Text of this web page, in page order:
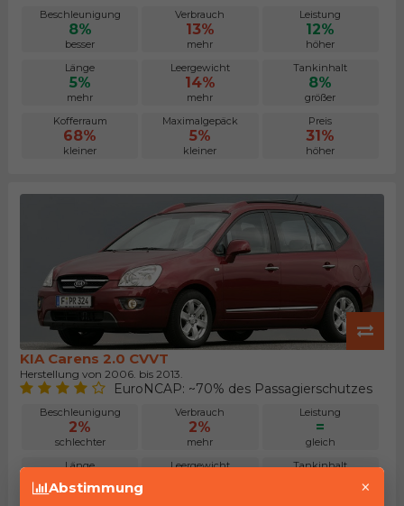
Beschleunigung
8%
besser
Verbrauch
13%
mehr
Leistung
12%
höher
Länge
5%
mehr
Leergewicht
14%
mehr
Tankinhalt
8%
größer
Kofferraum
68%
kleiner
Maximalgepäck
5%
kleiner
Preis
31%
höher
KIA Carens 2.0 CVVT
Herstellung von 2006. bis 2013.
EuroNCAP: ~70% des Passagierschutzes
Beschleunigung
2%
schlechter
Verbrauch
2%
mehr
Leistung
=
gleich
Länge
1%
mehr
Leergewicht Tankinhalt
Abstimmung ×